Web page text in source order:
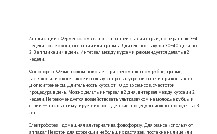
Аппликации с Ферменколом делают на ранней стадии стрии, но не раньше 3–4
недели после ожога, операции или травмы. Длительность курса 30–40 дней по
2–3 аппликации в день. Интервал между курсами рекомендуется делать в 2
недели.
Фонофорез с Ферменколом помогает при зрелом плотном рубце, травме,
растяжке или ожоге. Также используют против угревой сыпи и при контакте с
Дюпюитрененом. Длительность курса от 10 до 15 сеансов, с частотой 1
процедура в день. Можно делать интервал в 2 дня, интервал между курсами 2
недели. Не рекомендуется воздействовать ультразвуком на молодые рубцы и
стрии 一 так вы стимулируете их рост. Детские процедуры можно проводить с 3
лет.
Электрофорез – домашняя альтернатива фонофорезу. Для сеанса используют
аппарат Невотон для коррекции небольших растяжек, постакне на лице или